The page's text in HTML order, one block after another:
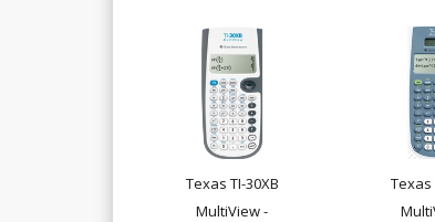
Texas TI-30XB
MultiView -
Texas